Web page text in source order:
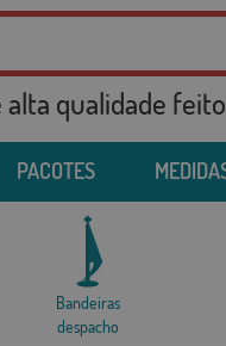
qualidade
PACOTES
Bandeiras
despacho